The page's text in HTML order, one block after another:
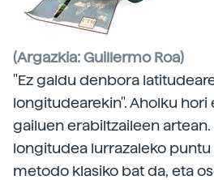
(Argazkia: Guillermo Roa)
"Ez galdu denbora
longitudearekin". Aholku hori
gailuen erabiltzaileen
longitudea lurrazaleko
metodo klasiko bat da, eta